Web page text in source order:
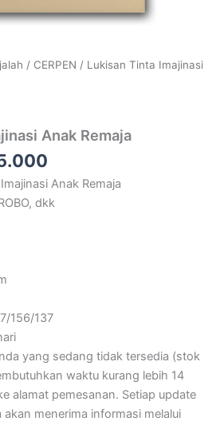
/ CERPEN / Lukisan Tinta Imajinasi
Anak Remaja
Anak Remaja
dkk
156/137
yang sedang tidak tersedia (stok
waktu kurang lebih 14
alamat pemesanan. Setiap update
menerima informasi melalui